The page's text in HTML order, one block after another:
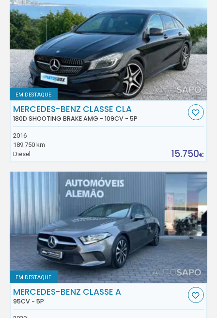
EM DESTAQUE
MERCEDES-BENZ CLASSE CLA
180D SHOOTING BRAKE AMG - 109CV - 5P
2016
189.750 km
Diesel
15.750€
EM DESTAQUE
MERCEDES-BENZ CLASSE A
95CV - 5P